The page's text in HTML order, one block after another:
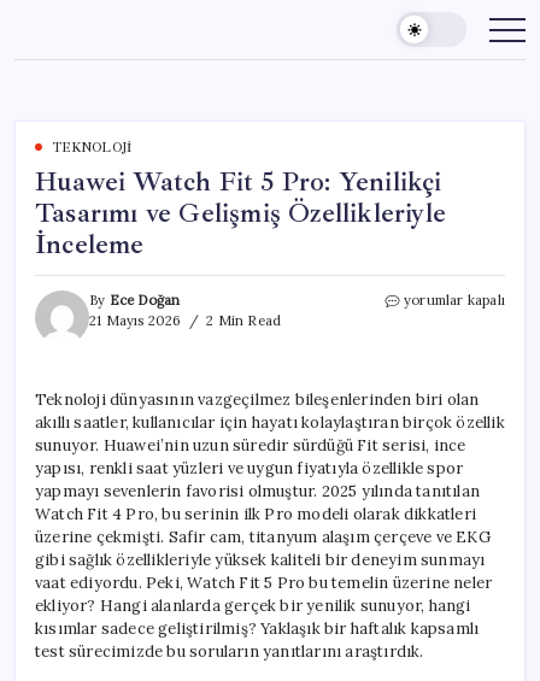
content
TEKNOLOJI
Huawei Watch Fit 5 Pro: Yenilikçi
Tasarımı ve Gelişmiş Özellikleriyle
İnceleme
By Ece Doğan
21 Mayıs 2026
2 Min Read
Huawei
Yenilikçi
Tasarımı
ve
Gelişmiş
Özellikleriyle
İnceleme
için
yorumlar kapalı
Teknoloji dünyasının vazgeçilmez bileşenlerinden biri olan
akıllı saatler, kullanıcılar için hayatı kolaylaştıran birçok özellik
sunuyor. Huawei’nin uzun süredir sürdüğü Fit serisi, ince
yapısı, renkli saat yüzleri ve uygun fiyatıyla özellikle spor
yapmayı sevenlerin favorisi olmuştur. 2025 yılında tanıtılan
Watch Fit 4 Pro, bu serinin ilk Pro modeli olarak dikkatleri
üzerine çekmişti. Safir cam, titanyum alaşım çerçeve ve EKG
gibi sağlık özellikleriyle yüksek kaliteli bir deneyim sunmayı
vaat ediyordu. Peki, Watch Fit 5 Pro bu temelin üzerine neler
ekliyor? Hangi alanlarda gerçek bir yenilik sunuyor, hangi
kısımlar sadece geliştirilmiş? Yaklaşık bir haftalık kapsamlı
test sürecimizde bu soruların yanıtlarını araştırdık.